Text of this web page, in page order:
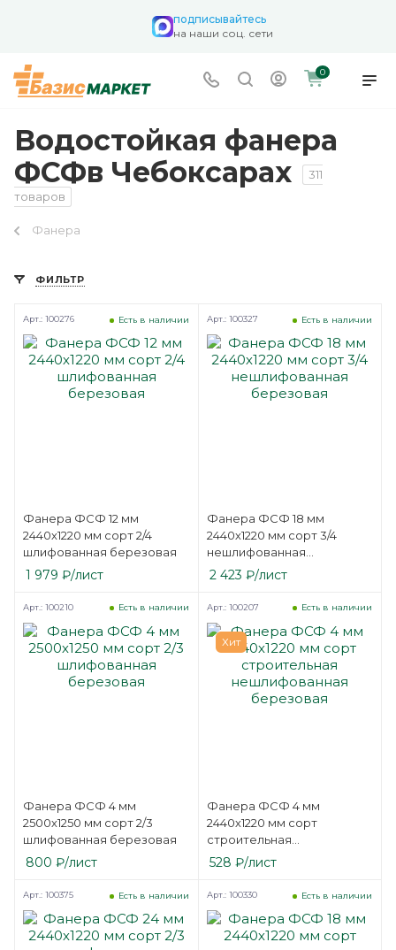
подписывайтесь
на наши соц. сети
0
Водостойкая фанера
ФСФв Чебоксарах
311
товаров
Фанера
ФИЛЬТР
Фанера ФСФ 12 мм
2440х1220 мм сорт 2/4
шлифованная березовая
Есть в наличии
Арт.: 100276
1 979 ₽/лист
Фанера ФСФ 18 мм
2440х1220 мм сорт 3/4
нешлифованная
березовая
Есть в наличии
Арт.: 100327
2 423 ₽/лист
Фанера ФСФ 4 мм
2500х1250 мм сорт 2/3
шлифованная березовая
Есть в наличии
Арт.: 100210
800 ₽/лист
Хит
Фанера ФСФ 4 мм
2440х1220 мм сорт
строительная
нешлифованная
березовая
Есть в наличии
Арт.: 100207
528 ₽/лист
Есть в наличии
Арт.: 100375 Есть в наличии
Арт.: 100330